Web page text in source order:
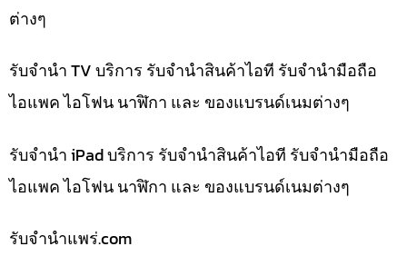
ต่างๆ
รับจำนำ TV บริการ รับจำนำสินค้าไอที รับจำนำมือถือ
ไอแพค ไอโฟน นาฬิกา และ ของแบรนด์เนมต่างๆ
รับจำนำ iPad บริการ รับจำนำสินค้าไอที รับจำนำมือถือ
ไอแพค ไอโฟน นาฬิกา และ ของแบรนด์เนมต่างๆ
รับจํานําแพร่.com